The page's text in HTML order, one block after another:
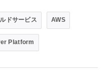
ドサービス AWS
Platform